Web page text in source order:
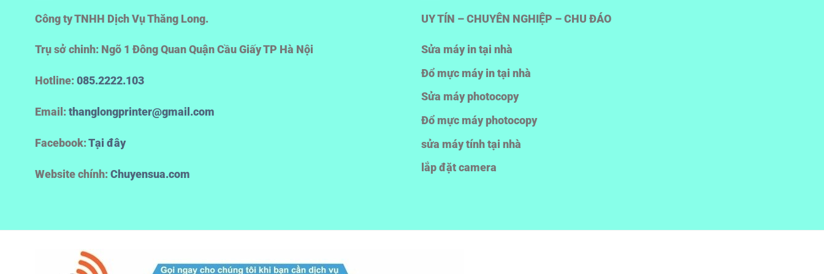
Công ty TNHH Dịch Vụ Thăng Long.
Trụ sở chinh: Ngõ 1 Đông Quan Quận Cầu Giấy TP Hà Nội
Hotline: 085.2222.103
Email: thanglongprinter@gmail.com
Facebook:Tại đây
Website chính: Chuyensua.com
UY TÍN – CHUYÊN NGHIỆP – CHU ĐÁO
Sửa máy in tại nhà
Đổ mực máy in tại nhà
Sửa máy photocopy
Đổ mực máy photocopy
sửa máy tính tại nhà
lắp đặt camera